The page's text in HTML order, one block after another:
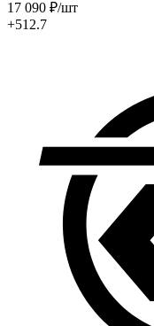
17 090 ₽/шт
+512.7